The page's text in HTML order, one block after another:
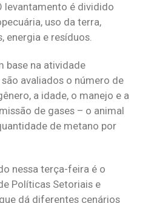
levantamento é dividido
uso da terra,
energia e resíduos.
base na atividade
avaliados o número de
a idade, o manejo e a
de gases – o animal
de metano por
nessa terça-feira é o
Políticas Setoriais e
dá diferentes cenários